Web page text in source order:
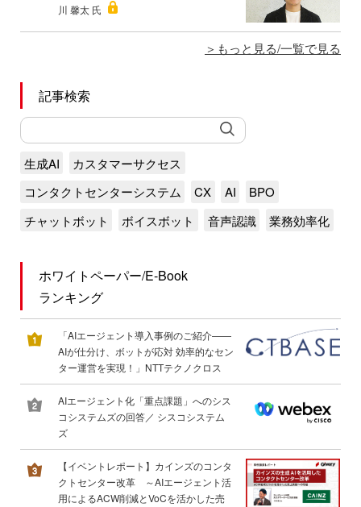
川 馨太 氏
もっと見る/一覧で見る
記事検索
生成AI
カスタマーサクセス
コンタクトセンターシステム
CX AI
BPO
チャットボット
ボイスボット 音声認識 業務効率化
ホワイトペーパー/E-Book
ランキング
「AIエージェント導入事例のご紹介――
AIが仕分け、ボットが応対 効率的なセン
ター運営を実現！」NTTテクノクロス
AIエージェント化「重点課題」へのシス
コシステムズの回答／ シスコシステム
ズ
【イベントレポート】カインズのコンタ
クトセンター改革 ～AIエージェント活
用によるACW削減とVoCを活かした売